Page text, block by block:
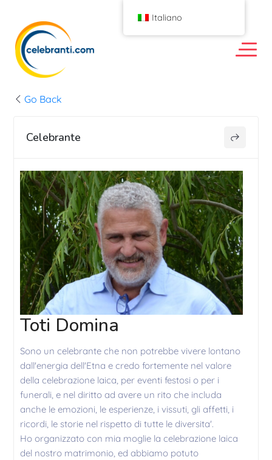
Go Back
Celebrante
Toti Domina
Sono un celebrante che non potrebbe vivere lontano
dall'energia dell'Etna e credo fortemente nel valore
della celebrazione laica, per eventi festosi o per i
funerali, e nel diritto ad avere un rito che includa
anche le emozioni, le esperienze, i vissuti, gli affetti, i
ricordi, le storie nel rispetto di tutte le diversita'.
Ho organizzato con mia moglie la celebrazione laica
del nostro matrimonio, ed abbiamo potuto
Italiano